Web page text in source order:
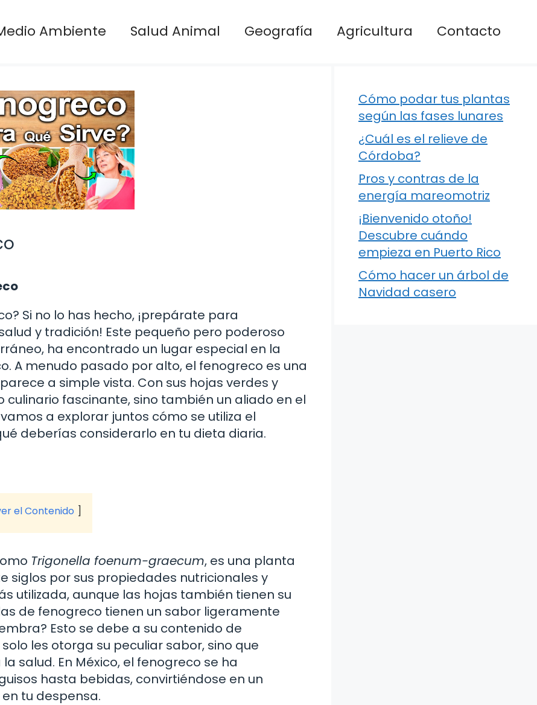
Ambiente Salud Animal Geografía Agricultura Contacto
Si no lo has hecho, ¡prepárate para
y tradición! Este pequeño pero poderoso
ha encontrado un lugar especial en la
A menudo pasado por alto, el fenogreco es una
a simple vista. Con sus hojas verdes y
fascinante, sino también un aliado en el
a explorar juntos cómo se utiliza el
deberías considerarlo en tu dieta diaria.
el Contenido
Trigonella foenum-graecum, es una planta
siglos por sus propiedades nutricionales y
utilizada, aunque las hojas también tienen su
de fenogreco tienen un sabor ligeramente
Esto se debe a su contenido de
les otorga su peculiar sabor, sino que
salud. En México, el fenogreco se ha
hasta bebidas, convirtiéndose en un
tu despensa.
Cómo podar tus plantas
según las fases lunares
¿Cuál es el relieve de
Córdoba?
Pros y contras de la
energía mareomotriz
¡Bienvenido otoño!
Descubre cuándo
empieza en Puerto Rico
Cómo hacer un árbol de
Navidad casero